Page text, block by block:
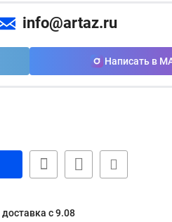
info@artaz.ru
Написать в
c 9.08